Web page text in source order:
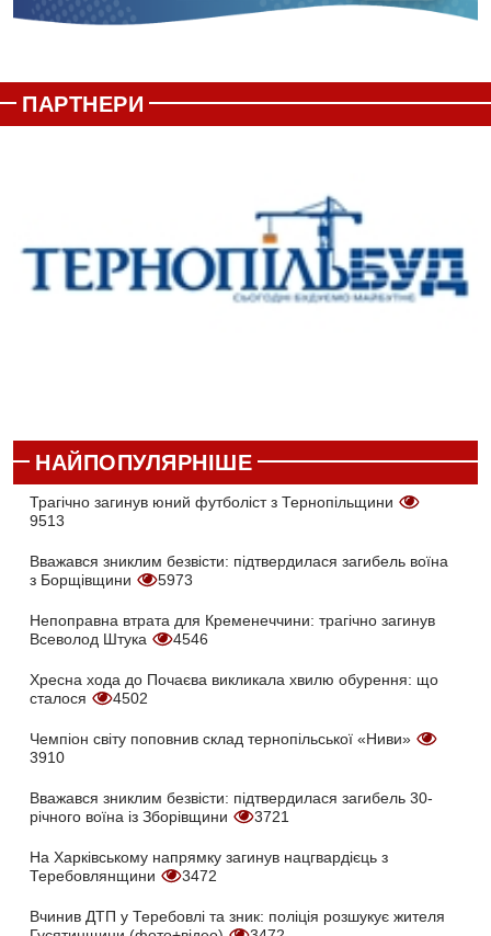
ПАРТНЕРИ
НАЙПОПУЛЯРНІШЕ
Трагічно загинув юний футболіст з Тернопільщини
9513
Вважався зниклим безвісти: підтвердилася загибель воїна
з Борщівщини
5973
Непоправна втрата для Кременеччини: трагічно загинув
Всеволод Штука
4546
Хресна хода до Почаєва викликала хвилю обурення: що
сталося
4502
Чемпіон світу поповнив склад тернопільської «Ниви»
3910
Вважався зниклим безвісти: підтвердилася загибель 30-
річного воїна із Зборівщини
3721
На Харківському напрямку загинув нацгвардієць з
Теребовлянщини
3472
Вчинив ДТП у Теребовлі та зник: поліція розшукує жителя